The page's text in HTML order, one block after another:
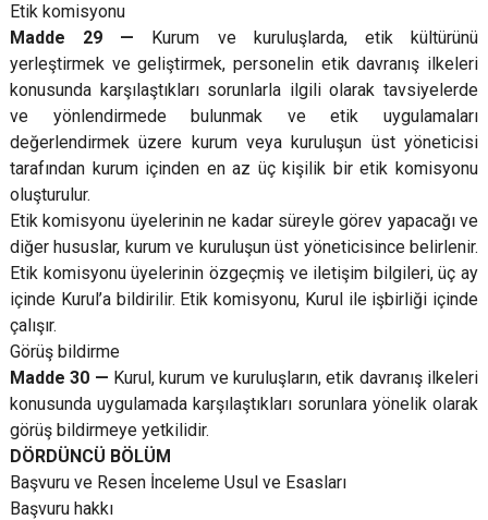
Etik komisyonu
Madde 29 — Kurum ve kuruluşlarda, etik kültürünü
yerleştirmek ve geliştirmek, personelin etik davranış ilkeleri
konusunda karşılaştıkları sorunlarla ilgili olarak tavsiyelerde
ve yönlendirmede bulunmak ve etik uygulamaları
değerlendirmek üzere kurum veya kuruluşun üst yöneticisi
tarafından kurum içinden en az üç kişilik bir etik komisyonu
oluşturulur.
Etik komisyonu üyelerinin ne kadar süreyle görev yapacağı ve
diğer hususlar, kurum ve kuruluşun üst yöneticisince belirlenir.
Etik komisyonu üyelerinin özgeçmiş ve iletişim bilgileri, üç ay
içinde Kurul’a bildirilir. Etik komisyonu, Kurul ile işbirliği içinde
çalışır.
Görüş bildirme
Madde 30 — Kurul, kurum ve kuruluşların, etik davranış ilkeleri
konusunda uygulamada karşılaştıkları sorunlara yönelik olarak
görüş bildirmeye yetkilidir.
DÖRDÜNCÜ BÖLÜM
Başvuru ve Resen İnceleme Usul ve Esasları
Başvuru hakkı